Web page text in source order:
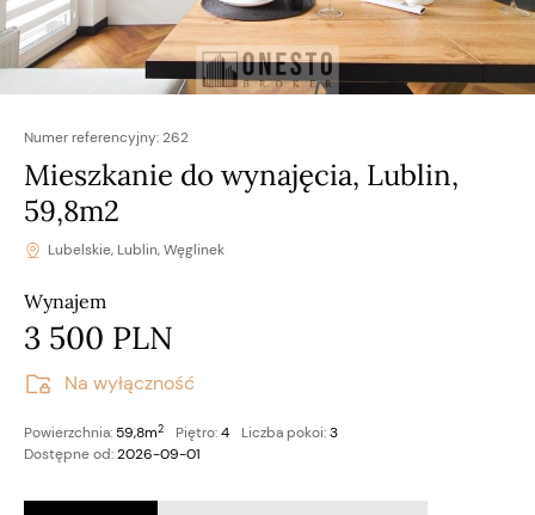
Na wyłączność
Numer referencyjny:262
Mieszkanie do wynajęcia, Lublin,
59,8m2
Lubelskie, Lublin, Węglinek
Wynajem
3 500 PLN
Powierzchnia: 59,8m2 Piętro:4 Liczba pokoi:3
Dostępne od:2026-09-01